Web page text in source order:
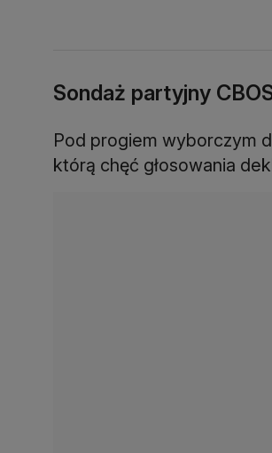
Sondaż partyjny
Pod progiem wyborczym
którą chęć głosowania